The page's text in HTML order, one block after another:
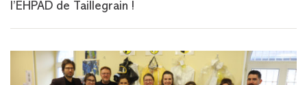
l’EHPAD de Taillegrain !